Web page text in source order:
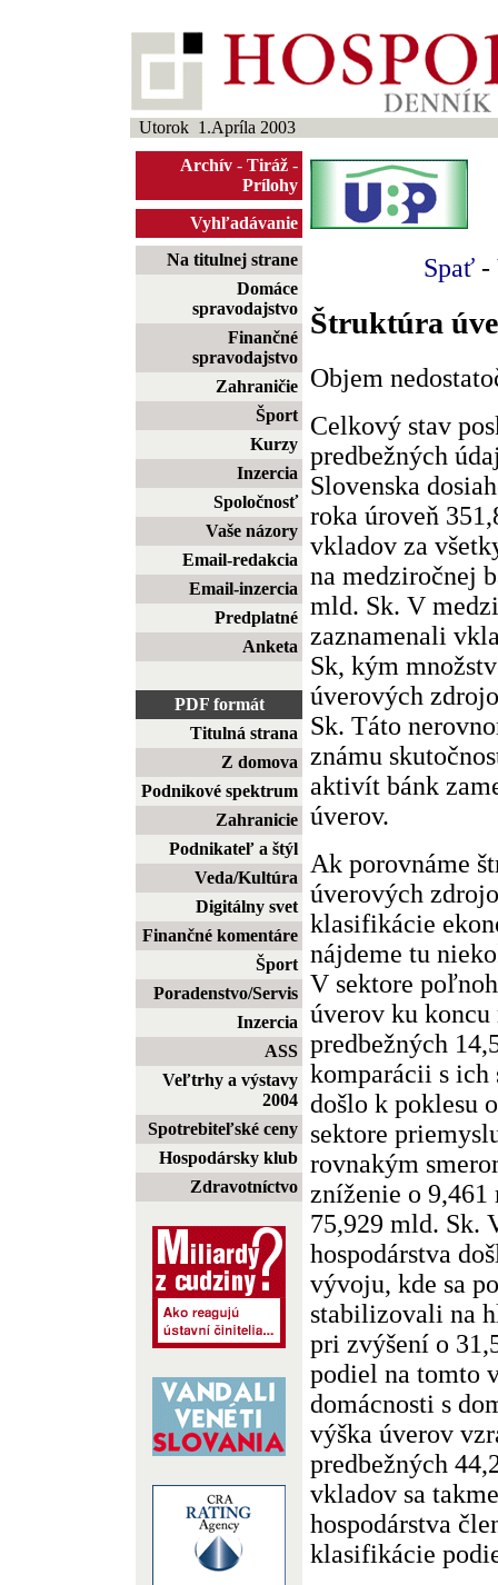
Utorok 1.Apríla 2003
Archív - Tiráž -
Prílohy
Vyhľadávanie
Na titulnej strane
Domáce
spravodajstvo
Finančné
spravodajstvo
Zahraničie
Šport
Kurzy
Inzercia
Spoločnosť
Vaše názory
Email-redakcia
Email-inzercia
Predplatné
Anketa
PDF formát
Titulná strana
Z domova
Podnikové spektrum
Zahranicie
Podnikateľ a štýl
Veda/Kultúra
Digitálny svet
Finančné komentáre
Šport
Poradenstvo/Servis
Inzercia
ASS
Veľtrhy a výstavy
2004
Spotrebiteľské ceny
Hospodársky klub
Zdravotníctvo
Spať -
Štruktúra
Objem
Celkový stav
predbežných
Slovenska
roka úroveň
vkladov za
na medziročnej
mld. Sk. V
zaznamenali
Sk, kým
úverových
Sk. Táto
známu
aktivít bánk
úverov.
Ak porovnáme
úverových
klasifikácie
nájdeme tu
V sektore
úverov ku
predbežných
komparácii s ich
došlo k poklesu
sektore
rovnakým
zníženie o 9,461
75,929 mld. Sk.
hospodárstva
vývoju, kde sa
stabilizovali na
pri zvýšení o
podiel na tomto
domácnosti s
výška úverov
predbežných
vkladov sa
hospodárstva
klasifikácie